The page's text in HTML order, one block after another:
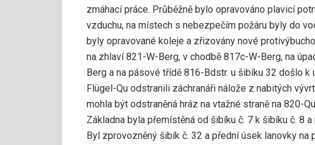
zmáhací práce. Průběžně bylo opravováno plavicí
vzduchu, na místech s nebezpečím požáru byly do
byly opravované koleje a zřizovány nové
na zhlaví 821-W-Berg, v chodbě 817c-W-Berg, na
Berg a na pásové třídě 816-Bdstr. u šibíku 32 došlo
Flügel-Qu odstranili záchranáři nálože z nabitých
mohla být odstraněná hráz na vtažné straně na 820-
Základna byla přemístěná od šibíku č. 7 k šibíku č. 8
Byl zprovozněný šibík č. 32 a přední úsek lanovky na